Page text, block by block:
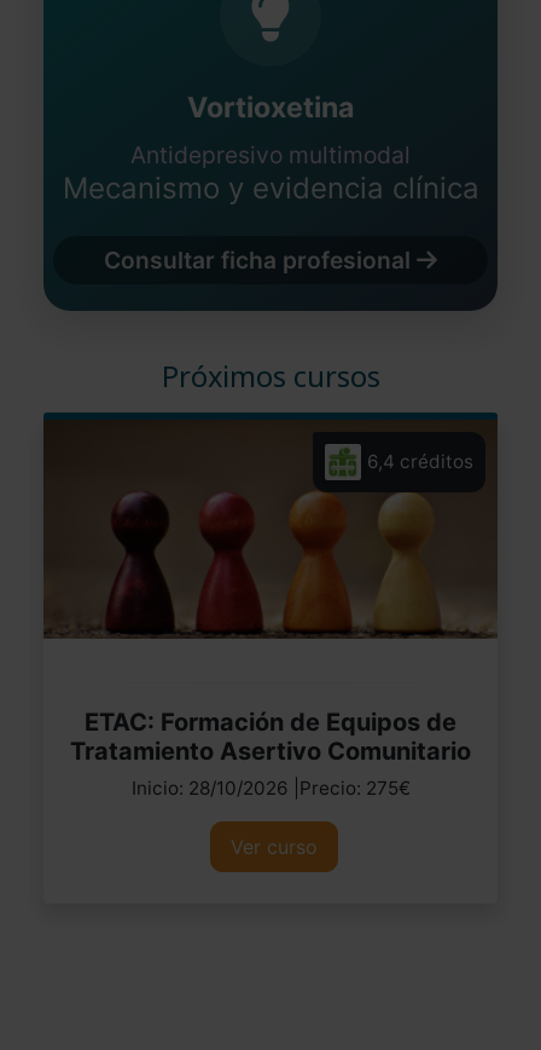
Vortioxetina
Antidepresivo multimodal
Mecanismo y evidencia clínica
Consultar ficha profesional
Próximos cursos
6,4 créditos
ETAC: Formación de Equipos de
Tratamiento Asertivo Comunitario
Inicio: 28/10/2026 |Precio: 275€
Ver curso